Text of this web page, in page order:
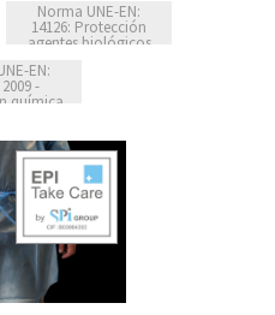
Norma UNE-EN:
14126: Protección
agentes biológicos
EN:
-
química